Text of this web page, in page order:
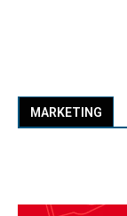
MARKETING